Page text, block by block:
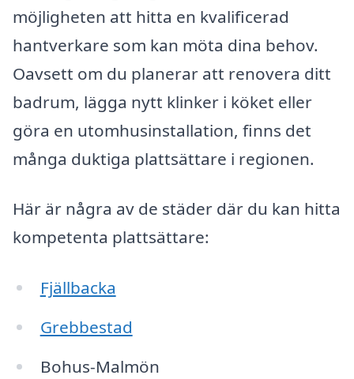
möjligheten att hitta en kvalificerad
hantverkare som kan möta dina behov.
Oavsett om du planerar att renovera ditt
badrum, lägga nytt klinker i köket eller
göra en utomhusinstallation, finns det
många duktiga plattsättare i regionen.
Här är några av de städer där du kan hitta
kompetenta plattsättare:
Fjällbacka
Grebbestad
Bohus-Malmön